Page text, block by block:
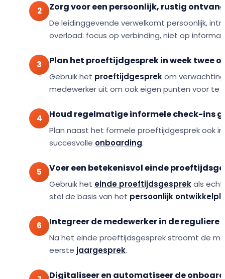
Zorg voor een persoonlijk, rustig
De leidinggevende verwelkomt persoonlijk,
overload: focus op verbinding, niet op
Plan het proeftijdgesprek in week twee
Gebruik het proeftijdgesprekom
medewerker uit om ook eigen punten voor te
Houd regelmatige informele check-ins
Plan naast het formele proeftijdgesprek ook
succesvolle onboarding.
Voer een betekenisvol einde
Gebruik het einde proeftijdsgesprekals
stel de basis van het persoonlijk
Integreer de medewerker in de reguliere
Na het einde proeftijdsgesprek stroomt de
eerste jaargesprek.
Digitaliseer en automatiseer de